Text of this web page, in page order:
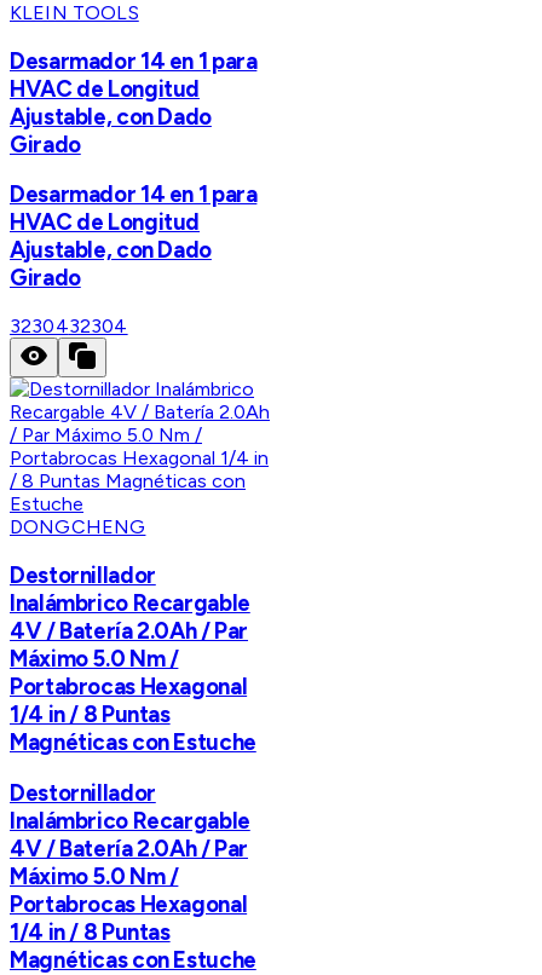
KLEIN TOOLS
Desarmador 14 en 1 para
HVAC de Longitud
Ajustable, con Dado
Girado
Desarmador 14 en 1 para
HVAC de Longitud
Ajustable, con Dado
Girado
3230432304
DONGCHENG
Destornillador
Inalámbrico Recargable
4V / Batería 2.0Ah / Par
Máximo 5.0 Nm /
Portabrocas Hexagonal
1/4 in / 8 Puntas
Magnéticas con Estuche
Destornillador
Inalámbrico Recargable
4V / Batería 2.0Ah / Par
Máximo 5.0 Nm /
Portabrocas Hexagonal
1/4 in / 8 Puntas
Magnéticas con Estuche